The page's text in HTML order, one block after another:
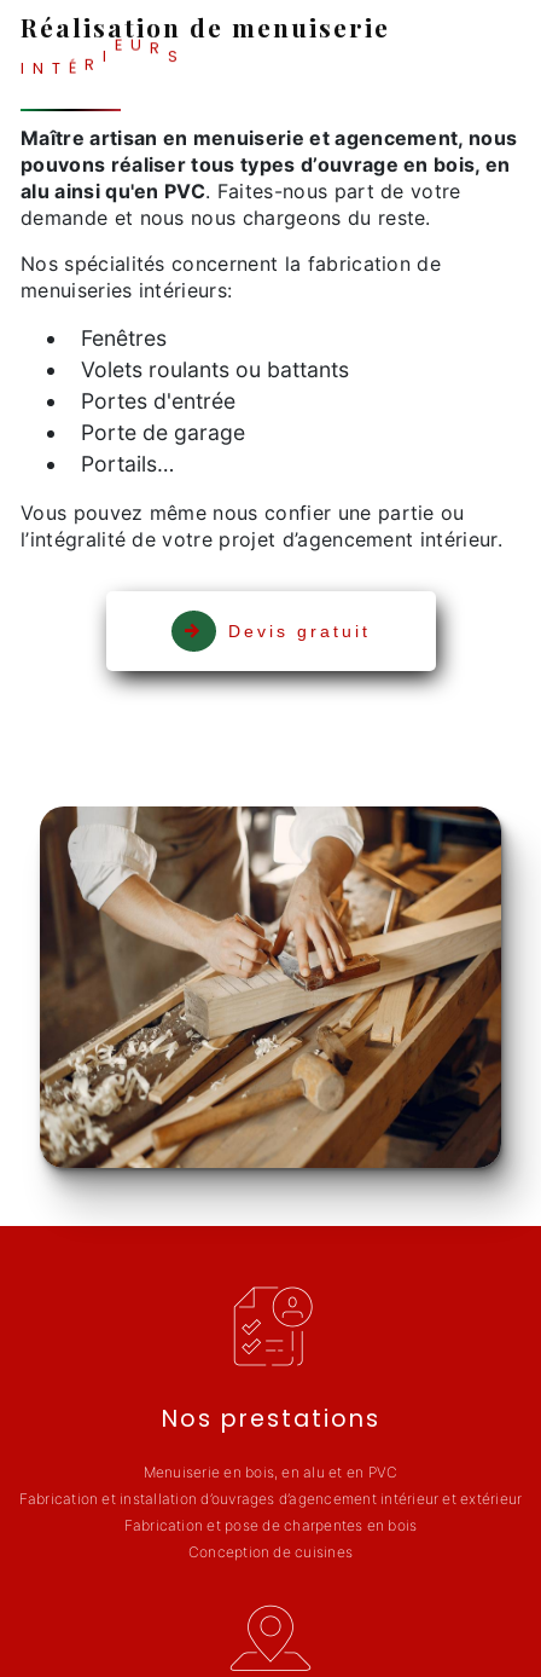
Réalisation de menuiserie
I N T É R I S
Maître artisan en menuiserie et agencement, nous
pouvons réaliser tous types d’ouvrage en bois, en
alu ainsi qu'en PVC. Faites-nous part de votre
demande et nous nous chargeons du reste.
Nos spécialités concernent la fabrication de
menuiseries intérieurs:
Fenêtres
Volets roulants ou battants
Portes d'entrée
Porte de garage
Portails…
Vous pouvez même nous confier une partie ou
l’intégralité de votre projet d’agencement intérieur.
Devis gratuit
Nos prestations
Menuiserie en bois, en alu et en PVC
Fabrication et installation d’ouvrages d’agencement intérieur et extérieur
Fabrication et pose de charpentes en bois
Conception de cuisines